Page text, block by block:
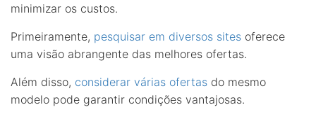
minimizar os custos.
Primeiramente, pesquisar em diversos sites oferece
uma visão abrangente das melhores ofertas.
Além disso, considerar várias ofertas do mesmo
modelo pode garantir condições vantajosas.